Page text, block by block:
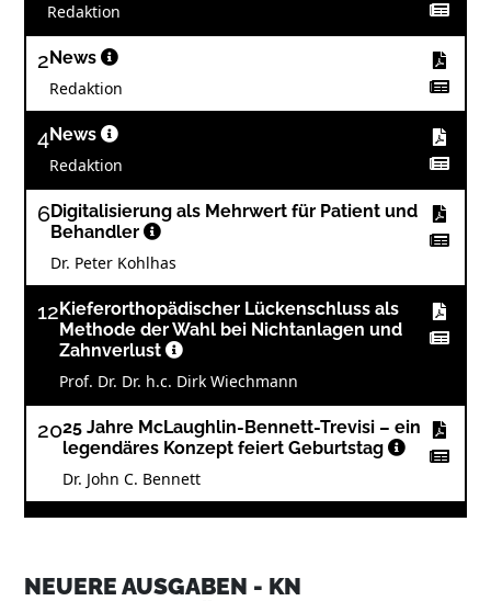
Redaktion
2 News
Redaktion
4News
Redaktion
6Digitalisierung als Mehrwert für Patient und
Behandler
Dr. Peter Kohlhas
12 Kieferorthopädischer Lückenschluss als
Methode der Wahl bei Nichtanlagen und
Zahnverlust
Prof. Dr. Dr. h.c. Dirk Wiechmann
2025 Jahre McLaughlin-Bennett-Trevisi – ein
legendäres Konzept feiert Geburtstag
Dr. John C. Bennett
NEUERE AUSGABEN - KN